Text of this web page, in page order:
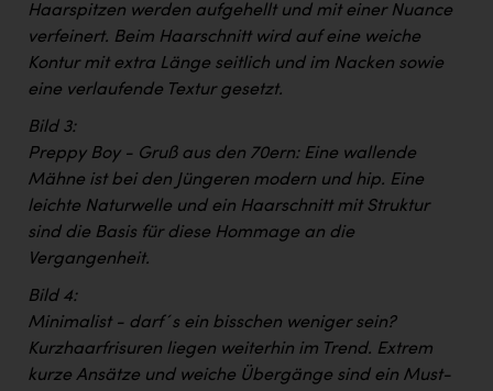
Haarspitzen werden aufgehellt und mit einer Nuance
verfeinert. Beim Haarschnitt wird auf eine weiche
Kontur mit extra Länge seitlich und im Nacken sowie
eine verlaufende Textur gesetzt.
Bild 3:
Preppy Boy - Gruß aus den 70ern: Eine wallende
Mähne ist bei den Jüngeren modern und hip. Eine
leichte Naturwelle und ein Haarschnitt mit Struktur
sind die Basis für diese Hommage an die
Vergangenheit.
Bild 4:
Minimalist - darf´s ein bisschen weniger sein?
Kurzhaarfrisuren liegen weiterhin im Trend. Extrem
kurze Ansätze und weiche Übergänge sind ein Must-